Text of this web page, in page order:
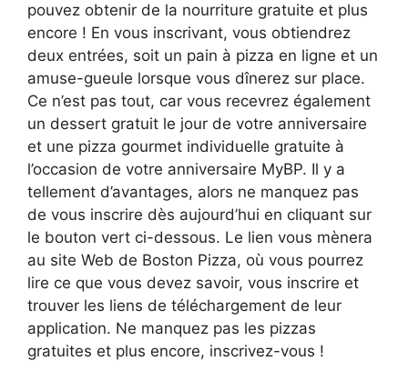
pouvez obtenir de la nourriture gratuite et plus
encore ! En vous inscrivant, vous obtiendrez
deux entrées, soit un pain à pizza en ligne et un
amuse-gueule lorsque vous dînerez sur place.
Ce n’est pas tout, car vous recevrez également
un dessert gratuit le jour de votre anniversaire
et une pizza gourmet individuelle gratuite à
l’occasion de votre anniversaire MyBP. Il y a
tellement d’avantages, alors ne manquez pas
de vous inscrire dès aujourd’hui en cliquant sur
le bouton vert ci-dessous. Le lien vous mènera
au site Web de Boston Pizza, où vous pourrez
lire ce que vous devez savoir, vous inscrire et
trouver les liens de téléchargement de leur
application. Ne manquez pas les pizzas
gratuites et plus encore, inscrivez-vous !